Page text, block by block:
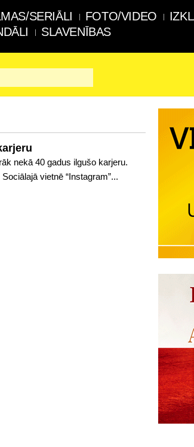
SERIĀLI FOTO/VIDEO
SLAVENĪBAS
nekā 40 gadus ilgušo karjeru.
vietnē “Instagram”...